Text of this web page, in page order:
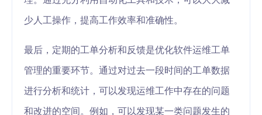
少人工操作，提高工作效率和准确性。
最后，定期的工单分析和反馈是优化软件运维工单
管理的重要环节。通过对过去一段时间的工单数据
进行分析和统计，可以发现运维工作中存在的问题
和改进的空间。例如，可以发现某一类问题发生的